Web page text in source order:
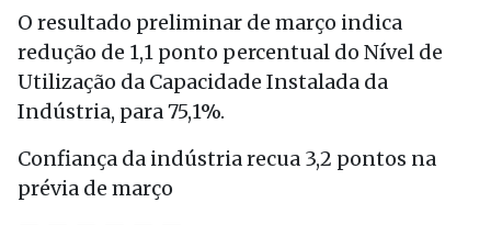
O resultado preliminar de março indica
redução de 1,1 ponto percentual do Nível de
Utilização da Capacidade Instalada da
Indústria, para 75,1%.
Confiança da indústria recua 3,2 pontos na
prévia de março